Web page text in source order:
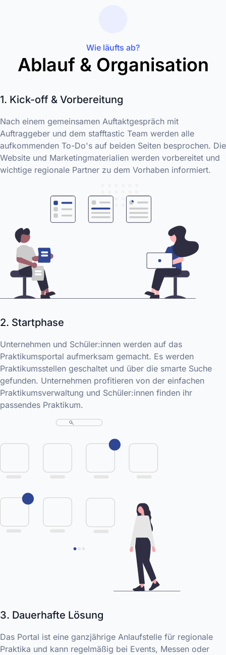
Wie läufts ab?
Ablauf & Organisation
1. Kick-off & Vorbereitung
Nach einem gemeinsamen Auftaktgespräch mit
Auftraggeber und dem stafftastic Team werden alle
aufkommenden To-Do's auf beiden Seiten besprochen. Die
Website und Marketingmaterialien werden vorbereitet und
wichtige regionale Partner zu dem Vorhaben informiert.
2. Startphase
Unternehmen und Schüler:innen werden auf das
Praktikumsportal aufmerksam gemacht. Es werden
Praktikumsstellen geschaltet und über die smarte Suche
gefunden. Unternehmen profitieren von der einfachen
Praktikumsverwaltung und Schüler:innen finden ihr
passendes Praktikum.
3. Dauerhafte Lösung
Das Portal ist eine ganzjährige Anlaufstelle für regionale
Praktika und kann regelmäßig bei Events, Messen oder